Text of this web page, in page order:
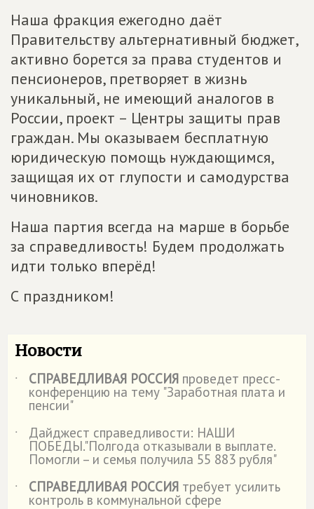
Наша фракция ежегодно даёт
Правительству альтернативный бюджет,
активно борется за права студентов и
пенсионеров, претворяет в жизнь
уникальный, не имеющий аналогов в
России, проект – Центры защиты прав
граждан. Мы оказываем бесплатную
юридическую помощь нуждающимся,
защищая их от глупости и самодурства
чиновников.
Наша партия всегда на марше в борьбе
за справедливость! Будем продолжать
идти только вперёд!
С праздником!
Новости
˙ СПРАВЕДЛИВАЯ РОССИЯ проведет пресс-
конференцию на тему "Заработная плата и
пенсии"
˙
Дайджест справедливости: НАШИ
ПОБЕДЫ."Полгода отказывали в выплате.
Помогли – и семья получила 55 883 рубля"
˙
СПРАВЕДЛИВАЯ РОССИЯ требует усилить
контроль в коммунальной сфере